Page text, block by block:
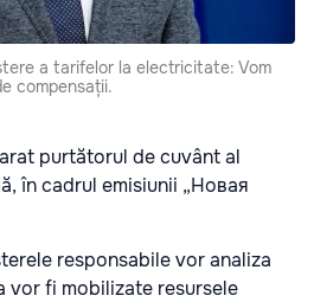
a tarifelor la electricitate: Vom
compensații.
purtătorul de cuvânt al
în cadrul emisiunii „Новая
responsabile vor analiza
vor fi mobilizate resursele